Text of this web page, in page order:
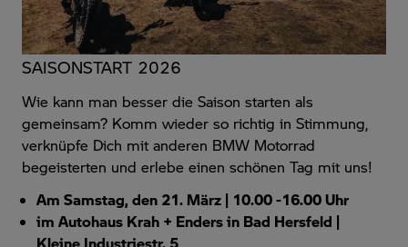
SAISONSTART 2026
Wie kann man besser die Saison starten als
gemeinsam? Komm wieder so richtig in Stimmung,
verknüpfe Dich mit anderen BMW Motorrad
begeisterten und erlebe einen schönen Tag mit uns!
Am Samstag, den 21. März | 10.00 -16.00 Uhr
im Autohaus Krah + Enders in Bad Hersfeld |
Kleine Industriestr. 5